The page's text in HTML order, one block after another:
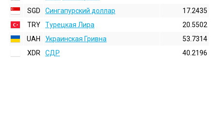
SGD
Сингапурский доллар
17.2435
TRY
Турецкая Лира
20.5502
UAH
Украинская Гривна
53.7314
XDR
СДР 40.2196